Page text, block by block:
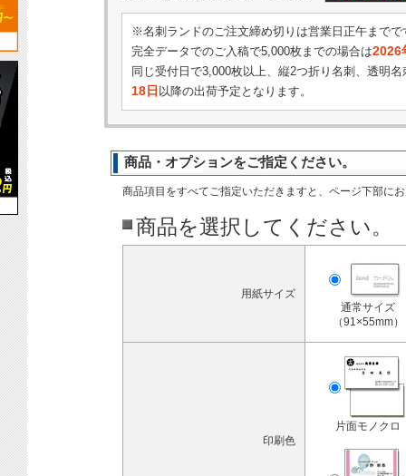
※名刺ランドのご注文締め切りは営業日正午までで
完全データでのご入稿で5,000枚までの場合は2026
同じ受付日で3,000枚以上、縦2つ折り名刺、透明名
18日 以降の出荷予定となります。
商品・オプションをご指定ください。
商品項目をすべてご指定いただきますと、ページ下部に
商品を選択してください。
用紙サイズ
通常サイズ
（91×55mm）
印刷色
片面モノクロ